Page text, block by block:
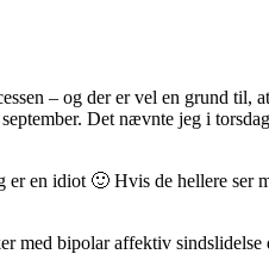
– og der er vel en grund til,
Det nævnte jeg i
er en idiot 🙂 Hvis de hellere ser
med bipolar affektiv sindslidelse